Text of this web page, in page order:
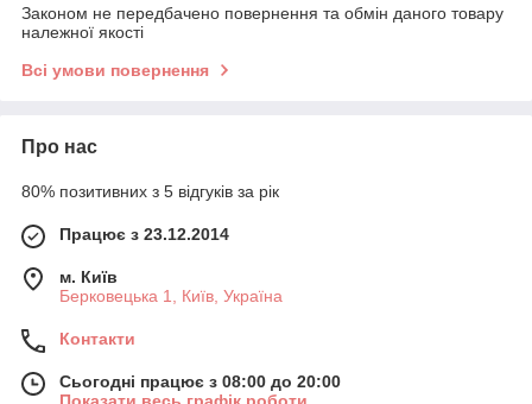
Законом не передбачено повернення та обмін даного товару
належної якості
Всі умови повернення
Про нас
80% позитивних з 5 відгуків за рік
Працює з 23.12.2014
м. Київ
Берковецька 1, Київ, Україна
Контакти
Сьогодні працює з 08:00 до 20:00
Показати весь графік роботи